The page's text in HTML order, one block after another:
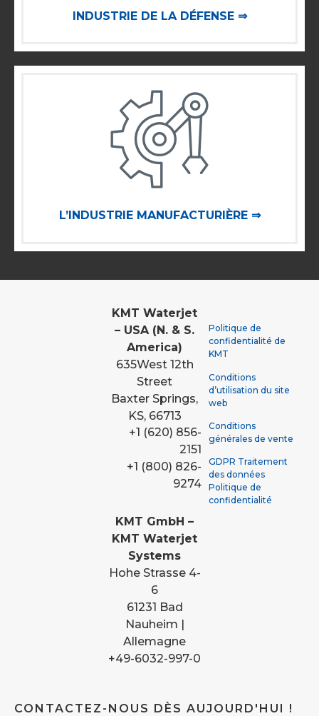
INDUSTRIE DE LA DÉFENSE ⇒
L’INDUSTRIE MANUFACTURIÈRE ⇒
KMT Waterjet
– USA (N. & S.
America)
635West 12th
Street
Baxter Springs,
KS, 66713
+1 (620) 856-
2151
+1 (800) 826-
9274
KMT GmbH –
KMT Waterjet
Systems
Hohe Strasse 4-
6
61231 Bad
Nauheim |
Allemagne
+49-6032-997-0
Politique de
confidentialité de
KMT
Conditions
d’utilisation du site
web
Conditions
générales de vente
GDPR Traitement
des données
Politique de
confidentialité
CONTACTEZ-NOUS DÈS AUJOURD'HUI !